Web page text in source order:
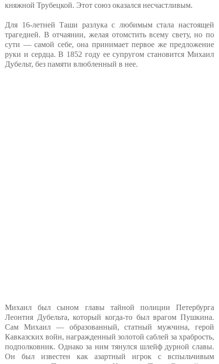
княжной Трубецкой. Этот союз оказался несчастливым.
Для 16-летней Таши разлука с любимым стала настоящей
трагедией. В отчаянии, желая отомстить всему свету, но по
сути — самой себе, она принимает первое же предложение
руки и сердца. В 1852 году ее супругом становится Михаил
Дубельт, без памяти влюбленный в нее.
Михаил был сыном главы тайной полиции Петербурга
Леонтия Дубельта, который когда-то был врагом Пушкина.
Сам Михаил — образованный, статный мужчина, герой
Кавказских войн, награжденный золотой саблей за храбрость,
подполковник. Однако за ним тянулся шлейф дурной славы.
Он был известен как азартный игрок с вспыльчивым